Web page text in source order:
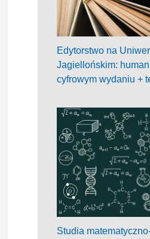
Edytorstwo na
Jagiellońskim:
cyfrowym wydaniu +
Studia